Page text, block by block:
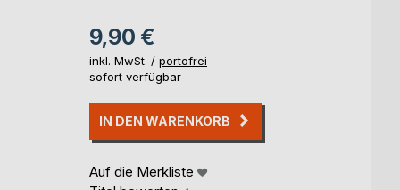
9,90 €
inkl. MwSt. / portofrei
sofort verfügbar
IN DEN WARENKORB
Auf die Merkliste